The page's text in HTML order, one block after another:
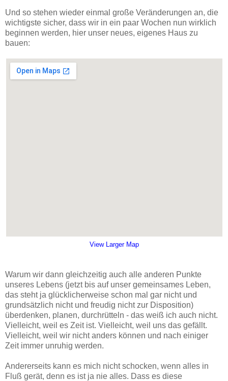
Und so stehen wieder einmal große Veränderungen an, die
wichtigste sicher, dass wir in ein paar Wochen nun wirklich
beginnen werden, hier unser neues, eigenes Haus zu
bauen:
View Larger Map
Warum wir dann gleichzeitig auch alle anderen Punkte
unseres Lebens (jetzt bis auf unser gemeinsames Leben,
das steht ja glücklicherweise schon mal gar nicht und
grundsätzlich nicht und freudig nicht zur Disposition)
überdenken, planen, durchrütteln - das weiß ich auch nicht.
Vielleicht, weil es Zeit ist. Vielleicht, weil uns das gefällt.
Vielleicht, weil wir nicht anders können und nach einiger
Zeit immer unruhig werden.
Andererseits kann es mich nicht schocken, wenn alles in
Fluß gerät, denn es ist ja nie alles. Dass es diese